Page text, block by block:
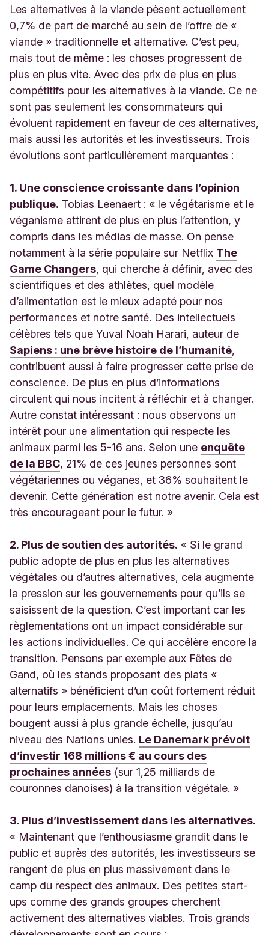
Les alternatives à la viande pèsent actuellement
0,7% de part de marché au sein de l’offre de «
viande » traditionnelle et alternative. C’est peu,
mais tout de même : les choses progressent de
plus en plus vite. Avec des prix de plus en plus
compétitifs pour les alternatives à la viande. Ce ne
sont pas seulement les consommateurs qui
évoluent rapidement en faveur de ces alternatives,
mais aussi les autorités et les investisseurs. Trois
évolutions sont particulièrement marquantes :
1. Une conscience croissante dans l’opinion
publique. Tobias Leenaert : « le végétarisme et le
véganisme attirent de plus en plus l’attention, y
compris dans les médias de masse. On pense
notamment à la série populaire sur Netflix The
Game Changers, qui cherche à définir, avec des
scientifiques et des athlètes, quel modèle
d’alimentation est le mieux adapté pour nos
performances et notre santé. Des intellectuels
célèbres tels que Yuval Noah Harari, auteur de
Sapiens : une brève histoire de l’humanité,
contribuent aussi à faire progresser cette prise de
conscience. De plus en plus d’informations
circulent qui nous incitent à réfléchir et à changer.
Autre constat intéressant : nous observons un
intérêt pour une alimentation qui respecte les
animaux parmi les 5-16 ans. Selon une enquête
de la BBC, 21% de ces jeunes personnes sont
végétariennes ou véganes, et 36% souhaitent le
devenir. Cette génération est notre avenir. Cela est
très encourageant pour le futur. »
2. Plus de soutien des autorités. « Si le grand
public adopte de plus en plus les alternatives
végétales ou d’autres alternatives, cela augmente
la pression sur les gouvernements pour qu’ils se
saisissent de la question. C’est important car les
règlementations ont un impact considérable sur
les actions individuelles. Ce qui accélère encore la
transition. Pensons par exemple aux Fêtes de
Gand, où les stands proposant des plats «
alternatifs » bénéficient d’un coût fortement réduit
pour leurs emplacements. Mais les choses
bougent aussi à plus grande échelle, jusqu’au
niveau des Nations unies. Le Danemark prévoit
d’investir 168 millions € au cours des
prochaines années (sur 1,25 milliards de
couronnes danoises) à la transition végétale. »
3. Plus d’investissement dans les alternatives.
« Maintenant que l’enthousiasme grandit dans le
public et auprès des autorités, les investisseurs se
rangent de plus en plus massivement dans le
camp du respect des animaux. Des petites start-
ups comme des grands groupes cherchent
activement des alternatives viables. Trois grands